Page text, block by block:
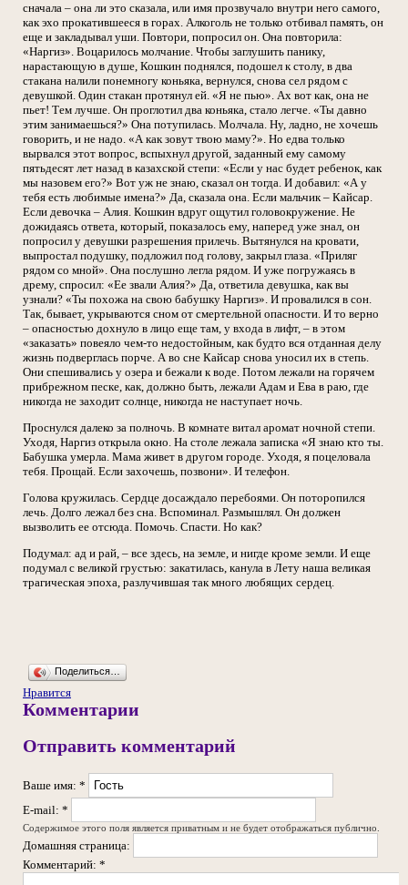
сначала – она ли это сказала, или имя прозвучало внутри него самого,
как эхо прокатившееся в горах. Алкоголь не только отбивал память, он
еще и закладывал уши. Повтори, попросил он. Она повторила:
«Наргиз». Воцарилось молчание. Чтобы заглушить панику,
нарастающую в душе, Кошкин поднялся, подошел к столу, в два
стакана налили понемногу коньяка, вернулся, снова сел рядом с
девушкой. Один стакан протянул ей. «Я не пью». Ах вот как, она не
пьет! Тем лучше. Он проглотил два коньяка, стало легче. «Ты давно
этим занимаешься?» Она потупилась. Молчала. Ну, ладно, не хочешь
говорить, и не надо. «А как зовут твою маму?». Но едва только
вырвался этот вопрос, вспыхнул другой, заданный ему самому
пятьдесят лет назад в казахской степи: «Если у нас будет ребенок, как
мы назовем его?» Вот уж не знаю, сказал он тогда. И добавил: «А у
тебя есть любимые имена?» Да, сказала она. Если мальчик – Кайсар.
Если девочка – Алия. Кошкин вдруг ощутил головокружение. Не
дожидаясь ответа, который, показалось ему, наперед уже знал, он
попросил у девушки разрешения прилечь. Вытянулся на кровати,
выпростал подушку, подложил под голову, закрыл глаза. «Приляг
рядом со мной». Она послушно легла рядом. И уже погружаясь в
дрему, спросил: «Ее звали Алия?» Да, ответила девушка, как вы
узнали? «Ты похожа на свою бабушку Наргиз». И провалился в сон.
Так, бывает, укрываются сном от смертельной опасности. И то верно
– опасностью дохнуло в лицо еще там, у входа в лифт, – в этом
«заказать» повеяло чем-то недостойным, как будто вся отданная делу
жизнь подверглась порче. А во сне Кайсар снова уносил их в степь.
Они спешивались у озера и бежали к воде. Потом лежали на горячем
прибрежном песке, как, должно быть, лежали Адам и Ева в раю, где
никогда не заходит солнце, никогда не наступает ночь.
Проснулся далеко за полночь. В комнате витал аромат ночной степи.
Уходя, Наргиз открыла окно. На столе лежала записка «Я знаю кто ты.
Бабушка умерла. Мама живет в другом городе. Уходя, я поцеловала
тебя. Прощай. Если захочешь, позвони». И телефон.
Голова кружилась. Сердце досаждало перебоями. Он поторопился
лечь. Долго лежал без сна. Вспоминал. Размышлял. Он должен
вызволить ее отсюда. Помочь. Спасти. Но как?
Подумал: ад и рай, – все здесь, на земле, и нигде кроме земли. И еще
подумал с великой грустью: закатилась, канула в Лету наша великая
трагическая эпоха, разлучившая так много любящих сердец.
Поделиться…
Нравится
Комментарии
Отправить комментарий
Ваше имя: *
E-mail: *
Содержимое этого поля является приватным и не будет отображаться публично.
Домашняя страница:
Комментарий: *